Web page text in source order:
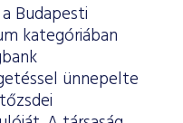
Budapesti
kategóriában
ünnepelte